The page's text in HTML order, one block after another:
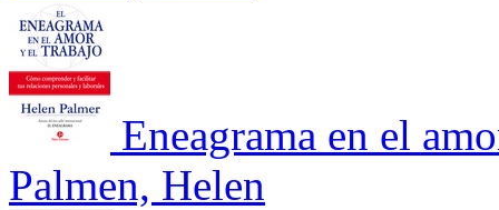
Eneagrama en el
Palmen, Helen